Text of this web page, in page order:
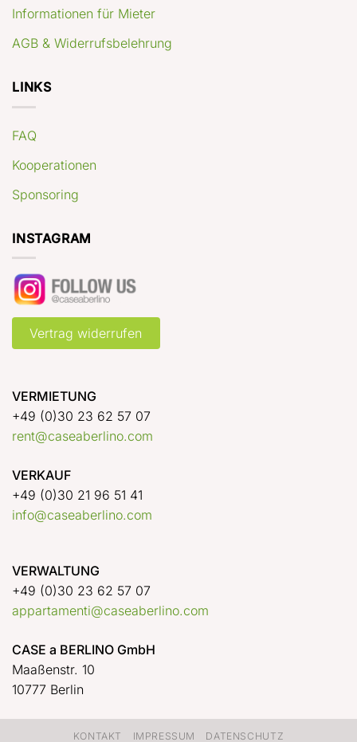
Informationen für Mieter
AGB & Widerrufsbelehrung
LINKS
FAQ
Kooperationen
Sponsoring
INSTAGRAM
Vertrag widerrufen
VERMIETUNG
+49 (0)30 23 62 57 07
rent@caseaberlino.com
VERKAUF
+49 (0)30 21 96 51 41
info@caseaberlino.com
VERWALTUNG
+49 (0)30 23 62 57 07
appartamenti@caseaberlino.com
CASE a BERLINO GmbH
Maaßenstr. 10
10777 Berlin
KONTAKT IMPRESSUM DATENSCHUTZ